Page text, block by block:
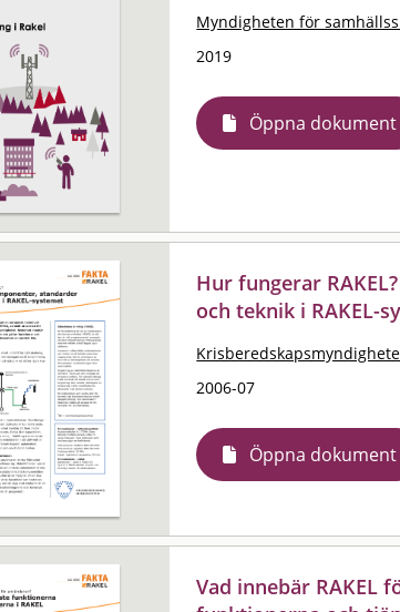
Myndigheten för
2019
Öppna dokument
Hur fungerar
och teknik i RAKEL-
2006-07
Öppna dokument
Vad innebär RAKEL